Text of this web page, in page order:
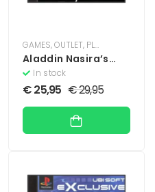
GAMES,OUTLET, PLAYSTATION
Aladdin Nasira’s
Revenge
In stock
€25,95 €29,95